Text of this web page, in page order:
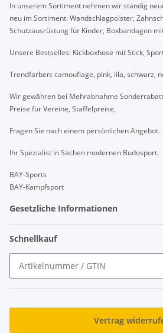
In unserem Sortiment nehmen wir ständig
neu im Sortiment: Wandschlagpolster,
Schutzausrüstung für Kinder, Boxbandagen
Unsere Bestselles: Kickboxhose mit Stick,
Trendfarben: camouflage, pink, lila, schwarz,
Wir gewähren bei Mehrabnahme
Preise für Vereine, Staffelpreise,
Fragen Sie nach einem persönlichen Angebot.
Ihr Spezialist in Sachen modernen Budosport.
BAY-Sports
BAY-Kampfsport
Gesetzliche Informationen
Schnellkauf
Vertrag